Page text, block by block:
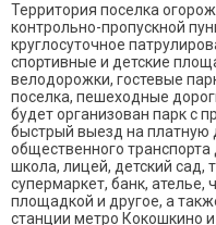
Территория поселка
контрольно-пропускной
круглосуточное
спортивные и детские
велодорожки, гостевые
поселка, пешеходные
будет организован парк с
быстрый выезд на платную
общественного
школа, лицей, детский сад,
супермаркет, банк, ателье,
площадкой и другое, а
станции метро Кокошкино